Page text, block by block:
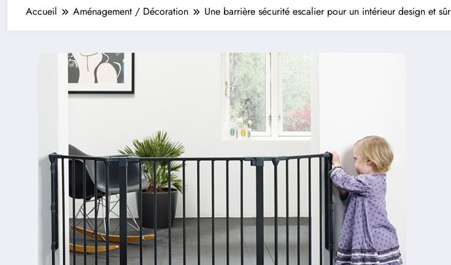
Accueil Aménagement / Décoration Une barrière sécurité escalier pour un intérieur design et sûr